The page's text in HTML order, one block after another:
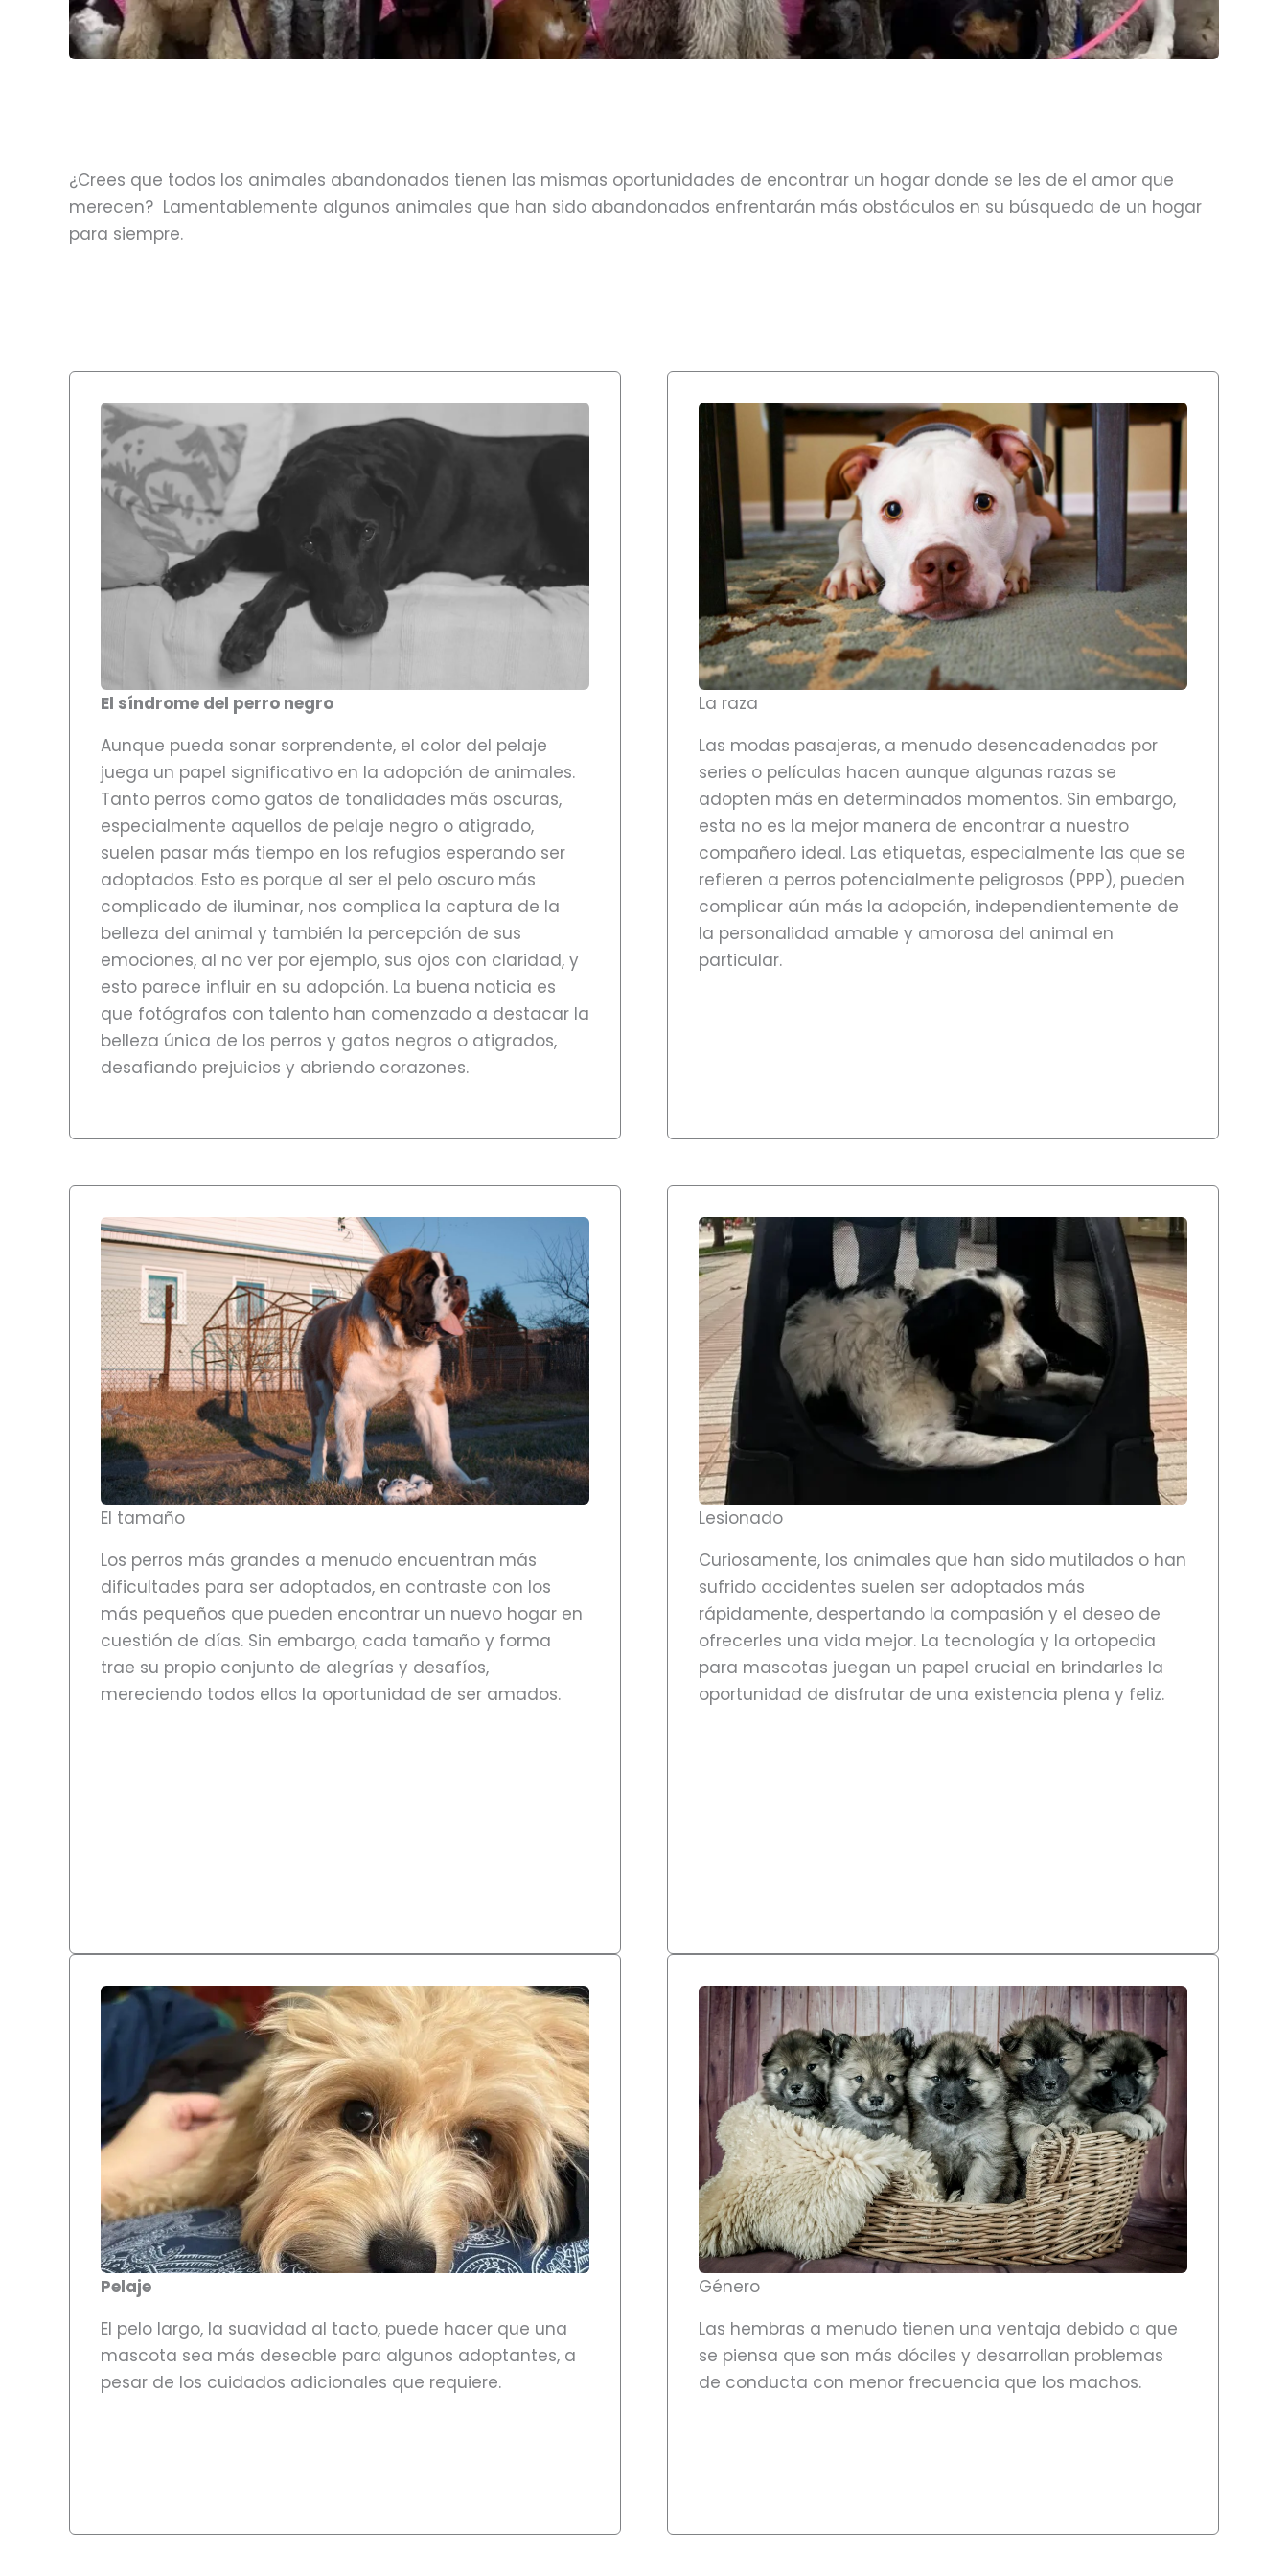
¿Crees que todos los animales abandonados tienen las mismas oportunidades de encontrar un hogar donde se les de el amor que
merecen? Lamentablemente algunos animales que han sido abandonados enfrentarán más obstáculos en su búsqueda de un hogar
para siempre.
El síndrome del perro negro
Aunque pueda sonar sorprendente, el color del pelaje
juega un papel significativo en la adopción de animales.
Tanto perros como gatos de tonalidades más oscuras,
especialmente aquellos de pelaje negro o atigrado,
suelen pasar más tiempo en los refugios esperando ser
adoptados. Esto es porque al ser el pelo oscuro más
complicado de iluminar, nos complica la captura de la
belleza del animal y también la percepción de sus
emociones, al no ver por ejemplo, sus ojos con claridad, y
esto parece influir en su adopción. La buena noticia es
que fotógrafos con talento han comenzado a destacar la
belleza única de los perros y gatos negros o atigrados,
desafiando prejuicios y abriendo corazones.
La raza
Las modas pasajeras, a menudo desencadenadas por
series o películas hacen aunque algunas razas se
adopten más en determinados momentos. Sin embargo,
esta no es la mejor manera de encontrar a nuestro
compañero ideal. Las etiquetas, especialmente las que se
refieren a perros potencialmente peligrosos (PPP), pueden
complicar aún más la adopción, independientemente de
la personalidad amable y amorosa del animal en
particular.
El tamaño
Los perros más grandes a menudo encuentran más
dificultades para ser adoptados, en contraste con los
más pequeños que pueden encontrar un nuevo hogar en
cuestión de días. Sin embargo, cada tamaño y forma
trae su propio conjunto de alegrías y desafíos,
mereciendo todos ellos la oportunidad de ser amados.
Lesionado
Curiosamente, los animales que han sido mutilados o han
sufrido accidentes suelen ser adoptados más
rápidamente, despertando la compasión y el deseo de
ofrecerles una vida mejor. La tecnología y la ortopedia
para mascotas juegan un papel crucial en brindarles la
oportunidad de disfrutar de una existencia plena y feliz.
Pelaje
El pelo largo, la suavidad al tacto, puede hacer que una
mascota sea más deseable para algunos adoptantes, a
pesar de los cuidados adicionales que requiere.
Género
Las hembras a menudo tienen una ventaja debido a que
se piensa que son más dóciles y desarrollan problemas
de conducta con menor frecuencia que los machos.